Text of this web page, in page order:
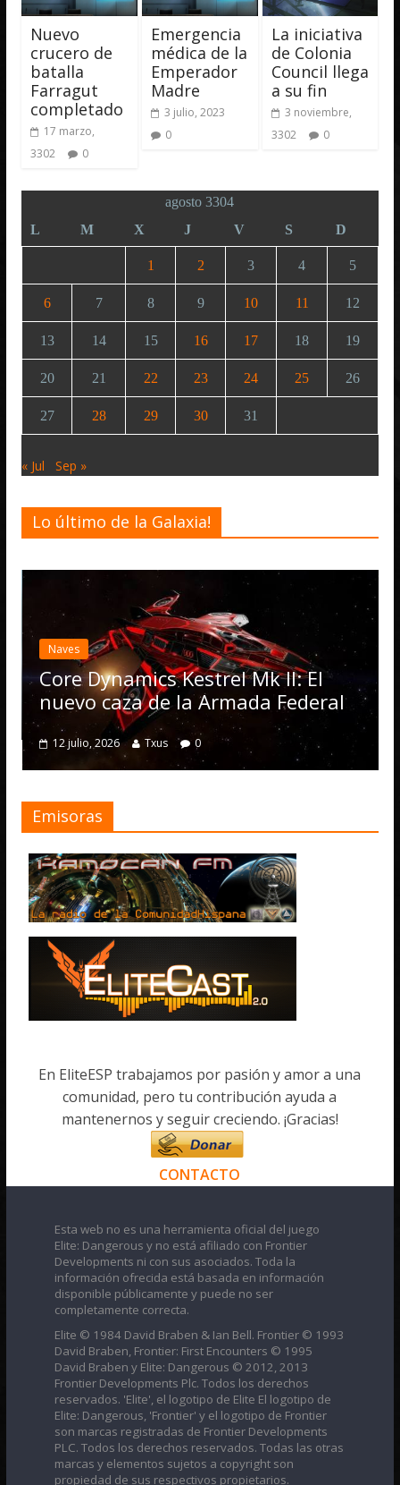
Nuevo
crucero de
batalla
Farragut
completado
17 marzo,
3302
0
Emergencia
médica de la
Emperador
Madre
3 julio, 2023
0
La iniciativa
de Colonia
Council llega
a su fin
3 noviembre,
3302
0
agosto 3304
L
M X J V S D
1 2 3 4 5
6 7 8 9 10 11 12
13 14 15 16 17 18 19
20 21 22 23 24 25 26
27 28 29 30 31
« Jul Sep »
Lo último de la Galaxia!
Mk II: El
Armada Federal
Elite Dangerous
actualización 4.4.0:
Operations, el
numerosas mejoras
4 julio, 2026
Emisoras
En EliteESP trabajamos por pasión y amor a una
comunidad, pero tu contribución ayuda a
mantenernos y seguir creciendo. ¡Gracias!
CONTACTO
Esta web no es una herramienta oficial del juego
Elite: Dangerous y no está afiliado con Frontier
Developments ni con sus asociados. Toda la
información ofrecida está basada en información
disponible públicamente y puede no ser
completamente correcta.
Elite © 1984 David Braben & Ian Bell. Frontier © 1993
David Braben, Frontier: First Encounters © 1995
David Braben y Elite: Dangerous © 2012, 2013
Frontier Developments Plc. Todos los derechos
reservados. 'Elite', el logotipo de Elite El logotipo de
Elite: Dangerous, 'Frontier' y el logotipo de Frontier
son marcas registradas de Frontier Developments
PLC. Todos los derechos reservados. Todas las otras
marcas y elementos sujetos a copyright son
propiedad de sus respectivos propietarios.